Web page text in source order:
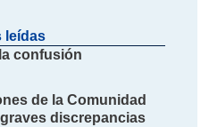
leídas
confusión
de la Comunidad
discrepancias